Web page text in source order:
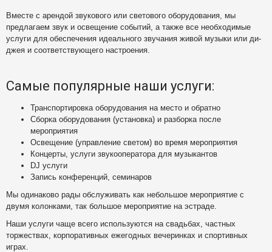
Вместе с арендой звукового или светового оборудования, мы
предлагаем звук и освещение событий, а также все необходимые
услуги для обеспечения идеального звучания живой музыки или ди-
джея и соответствующего настроения.
Самые популярные наши услуги:
Транспортировка оборудования на место и обратно
Сборка оборудования (установка) и разборка после
мероприятия
Освещение (управление светом) во время мероприятия
Концерты, услуги звукооператора для музыкантов
DJ услуги
Запись конференций, семинаров
Мы одинаково рады обслуживать как небольшое мероприятие с
двумя колонками, так большое мероприятие на эстраде.
Наши услуги чаще всего используются на свадьбах, частных
торжествах, корпоративных ежегодных вечеринках и спортивных
играх.